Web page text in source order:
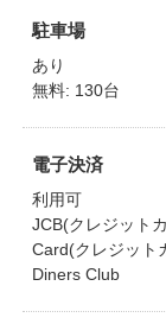
駐車場
あり
無料: 130台
電子決済
利用可
JCB(クレジット
Card(クレジット
Diners Club